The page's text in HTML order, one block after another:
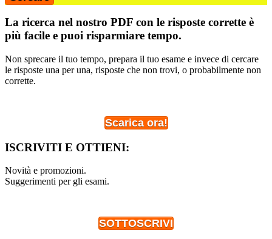
La ricerca nel nostro PDF con le risposte corrette è
più facile e puoi risparmiare tempo.
Non sprecare il tuo tempo, prepara il tuo esame e invece di cercare
le risposte una per una, risposte che non trovi, o probabilmente non
corrette.
Scarica ora!
ISCRIVITI E OTTIENI:
Novità e promozioni.
Suggerimenti per gli esami.
SOTTOSCRIVI